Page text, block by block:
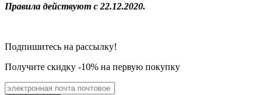
Правила действуют с 22.12.2020.
Подпишитесь на рассылку!
Получите скидку -10% на первую покупку